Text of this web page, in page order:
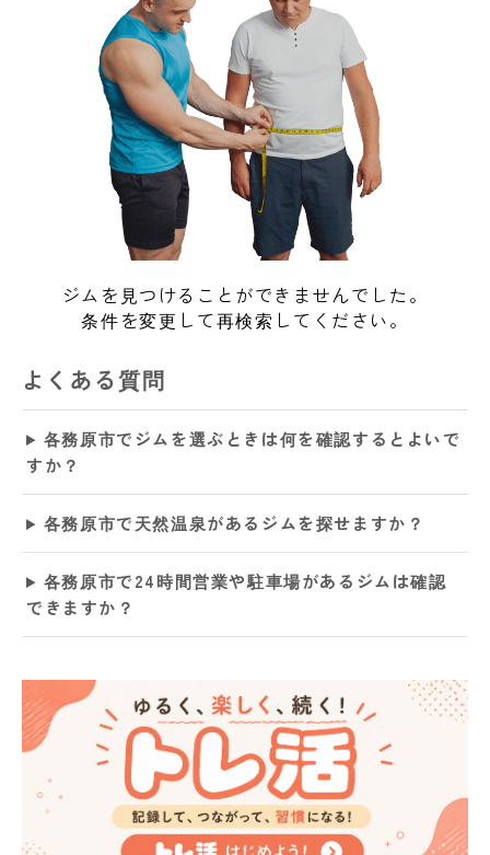
ジムを見つけることができませんでした。
条件を変更して再検索してください。
よくある質問
各務原市でジムを選ぶときは何を確認するとよいで
すか？
各務原市で天然温泉があるジムを探せますか？
各務原市で24時間営業や駐車場があるジムは確認
できますか？